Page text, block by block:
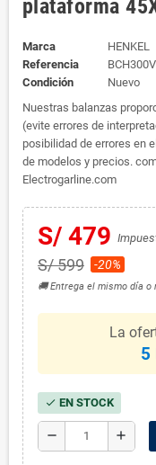
plataforma
Marca
HENKEL
Referencia
BCH300V
Condición
Nuevo
Nuestras balanzas
(evite errores de
posibilidad de errores en
de modelos y precios.
Electrogarline.com
S/ 479
S/ 599 -20%
🚚 Entrega el mismo día
La
5
check EN STOCK
remove add